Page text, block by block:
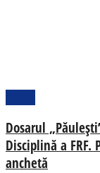
Dosarul
Disciplină a
anchetă